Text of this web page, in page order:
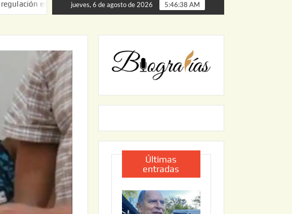
Puerta de Palmillas ARRANCA JAPAM EL PROGRAMA “AGUA SEGURA”
jueves, 6 de agosto de 2026 5:46:40 AM
Últimas
entradas